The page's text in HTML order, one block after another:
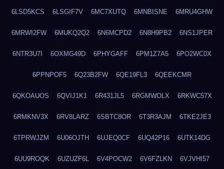
6LSD5KCS 6LSGIF7V 6MC7XUTQ 6MNBISNE 6MRU4GHW
6MRWI2FW 6MUKQ2Q2 6N6MCPD2 6N8H9PB2 6NS1JPER
6NTR3U7I 6OXMG49D 6PHYGAFF 6PM1Z7A5 6PO2WC0X
6PPNPOF5 6Q23B2FW 6QE19FL3 6QEEKCMR
6QKOAUOS 6QVIJ1K1 6R431JL5 6RGMWOLX 6RKWC57X
6RMKNV3X 6RV8LARZ 6SBTC8OR 6T3R3AJM 6TKE2JE3
6TPRWJZM 6U06OJTH 6UJEQ0CF 6UQ42P16 6UTK14DG
6UU9ROQK 6UZUZF6L 6V4POCW2 6V6FZLKN 6VJVHI57